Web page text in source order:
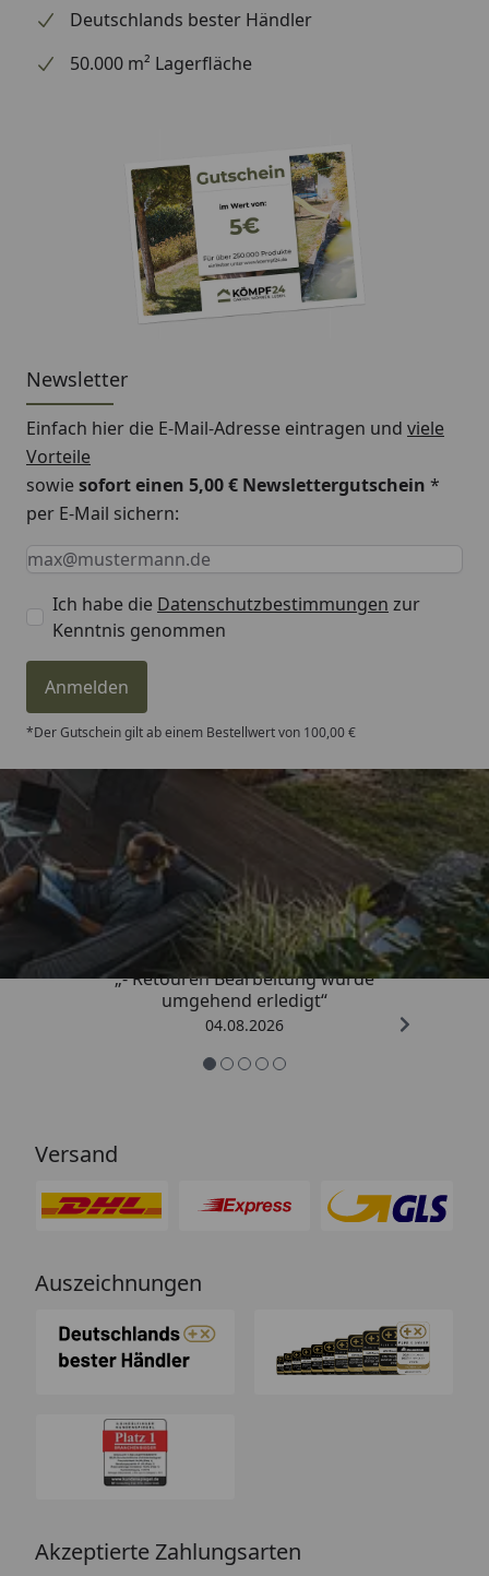
Deutschlands bester Händler
50.000 m² Lagerfläche
Newsletter
Einfach hier die E-Mail-Adresse eintragen und viele
Vorteile
sowiesofort einen 5,00 € Newslettergutschein *
per E-Mail sichern:
Keine Eingabe erforderlich
Eingabe erforderlich
E-Mail *
Ich habe die Datenschutzbestimmungen zur
Kenntnis genommen
Anmelden
*Der Gutschein gilt ab einem Bestellwert von 100,00 €
Trusted Shops
4,81/ 5
„- Retouren Bearbeitung wurde
umgehend erledigt“
04.08.2026
Versand
Auszeichnungen
Akzeptierte Zahlungsarten